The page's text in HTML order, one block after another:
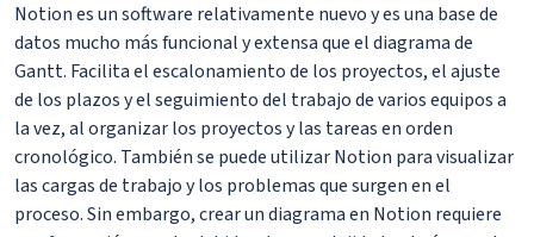
Notion es un software relativamente nuevo y es una base de
datos mucho más funcional y extensa que el diagrama de
Gantt. Facilita el escalonamiento de los proyectos, el ajuste
de los plazos y el seguimiento del trabajo de varios equipos a
la vez, al organizar los proyectos y las tareas en orden
cronológico. También se puede utilizar Notion para visualizar
las cargas de trabajo y los problemas que surgen en el
proceso. Sin embargo, crear un diagrama en Notion requiere